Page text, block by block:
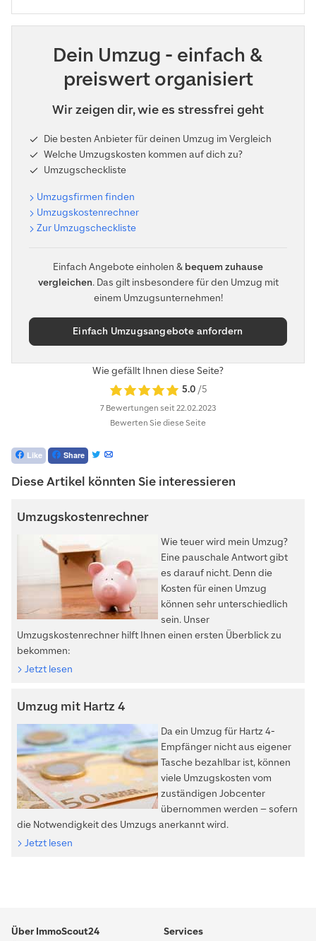
Dein Umzug - einfach &
preiswert organisiert
Wir zeigen dir, wie es stressfrei geht
Die besten Anbieter für deinen Umzug im Vergleich
Welche Umzugskosten kommen auf dich zu?
Umzugscheckliste
Umzugsfirmen finden
Umzugskostenrechner
Zur Umzugscheckliste
Einfach Angebote einholen & bequem zuhause
vergleichen. Das gilt insbesondere für den Umzug mit
einem Umzugsunternehmen!
Einfach Umzugsangebote anfordern
Wie gefällt Ihnen diese Seite?
5.0 /5
7 Bewertungen seit 22.02.2023
Bewerten Sie diese Seite
Like Share
Diese Artikel könnten Sie interessieren
Umzugskostenrechner
Wie teuer wird mein Umzug?
Eine pauschale Antwort gibt
es darauf nicht. Denn die
Kosten für einen Umzug
können sehr unterschiedlich
sein. Unser
Umzugskostenrechner hilft Ihnen einen ersten Überblick zu
bekommen:
Jetzt lesen
Umzug mit Hartz 4
Da ein Umzug für Hartz 4-
Empfänger nicht aus eigener
Tasche bezahlbar ist, können
viele Umzugskosten vom
zuständigen Jobcenter
übernommen werden – sofern
die Notwendigkeit des Umzugs anerkannt wird.
Jetzt lesen
Über ImmoScout24
Services